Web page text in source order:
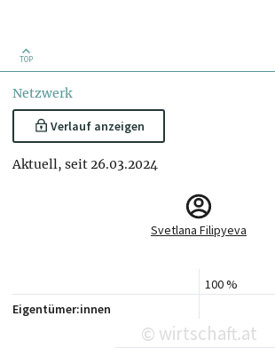
TOP
Netzwerk
Verlauf anzeigen
Aktuell, seit 26.03.2024
Svetlana Filipyeva
100 %
Eigentümer:innen
© wirtschaft.at